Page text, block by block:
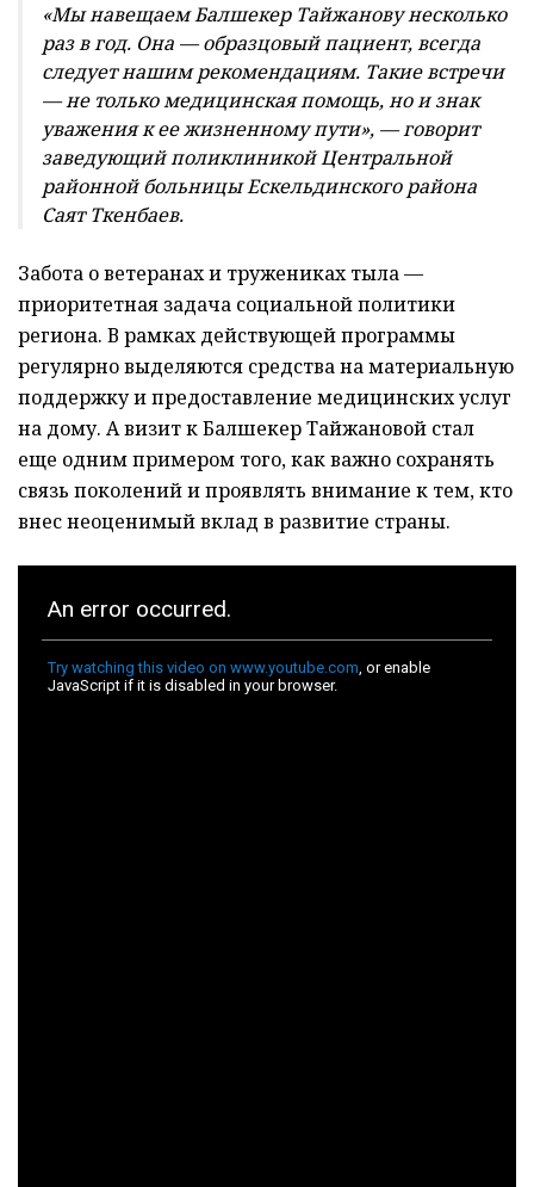
«Мы навещаем Балшекер Тайжанову несколько
раз в год. Она — образцовый пациент, всегда
следует нашим рекомендациям. Такие встречи
— не только медицинская помощь, но и знак
уважения к ее жизненному пути», — говорит
заведующий поликлиникой Центральной
районной больницы Ескельдинского района
Саят Ткенбаев.
Забота о ветеранах и тружениках тыла —
приоритетная задача социальной политики
региона. В рамках действующей программы
регулярно выделяются средства на материальную
поддержку и предоставление медицинских услуг
на дому. А визит к Балшекер Тайжановой стал
еще одним примером того, как важно сохранять
связь поколений и проявлять внимание к тем, кто
внес неоценимый вклад в развитие страны.